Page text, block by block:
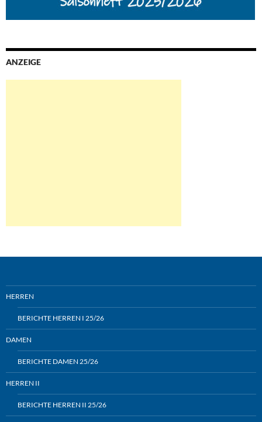
ANZEIGE
HERREN
BERICHTE HERREN I 25/26
DAMEN
BERICHTE DAMEN 25/26
HERREN II
BERICHTE HERREN II 25/26